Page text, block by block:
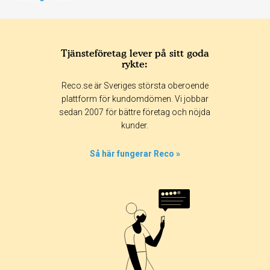
Tjänsteföretag lever på sitt goda
rykte:
Reco.se är Sveriges största oberoende
plattform för kundomdömen. Vi jobbar
sedan 2007 för bättre företag och nöjda
kunder.
Så här fungerar Reco »